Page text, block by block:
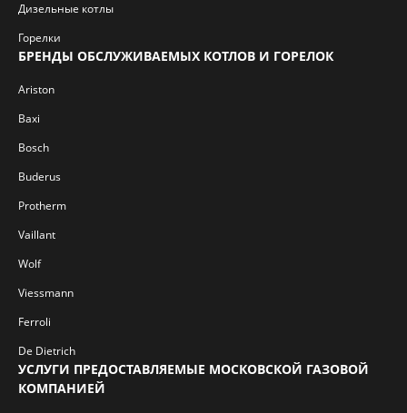
Дизельные котлы
Горелки
БРЕНДЫ ОБСЛУЖИВАЕМЫХ КОТЛОВ И ГОРЕЛОК
Ariston
Baxi
Bosch
Buderus
Protherm
Vaillant
Wolf
Viessmann
Ferroli
De Dietrich
УСЛУГИ ПРЕДОСТАВЛЯЕМЫЕ МОСКОВСКОЙ ГАЗОВОЙ
КОМПАНИЕЙ